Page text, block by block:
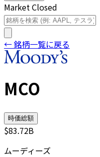
Market Closed
← 銘柄一覧に戻る
MCO
時価総額
$83.72B
ムーディーズ